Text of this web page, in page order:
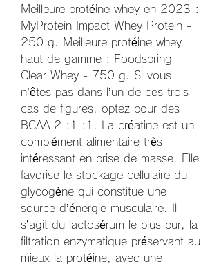
Meilleure protéine whey en 2023 :
MyProtein Impact Whey Protein -
250 g. Meilleure protéine whey
haut de gamme : Foodspring
Clear Whey - 750 g. Si vous
n’êtes pas dans l’un de ces trois
cas de figures, optez pour des
BCAA 2 :1 :1. La créatine est un
complément alimentaire très
intéressant en prise de masse. Elle
favorise le stockage cellulaire du
glycogène qui constitue une
source d’énergie musculaire. Il
s’agit du lactosérum le plus pur, la
filtration enzymatique préservant au
mieux la protéine, avec une